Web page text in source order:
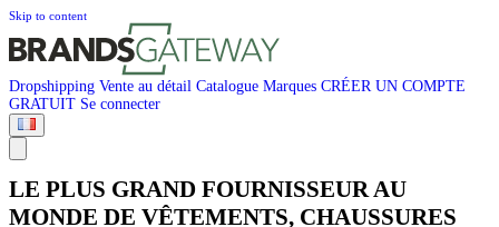
Skip to content
Dropshipping Vente au détail Catalogue Marques CRÉER UN COMPTE
GRATUIT Se connecter
LE PLUS GRAND FOURNISSEUR AU
MONDE DE VÊTEMENTS, CHAUSSURES